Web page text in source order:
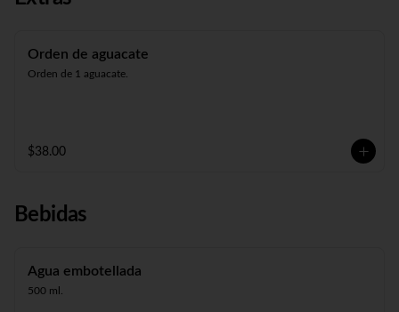
Orden de aguacate
Orden de 1 aguacate.
$38.00
Bebidas
Agua embotellada
500 ml.